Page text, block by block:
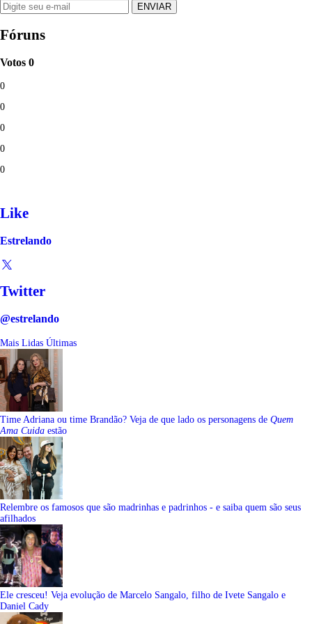
Fóruns
Votos 0
0
0
0
0
0
Like
Estrelando
Twitter
@estrelando
Mais Lidas Últimas
Time Adriana ou time Brandão? Veja de que lado os personagens de Quem
Ama Cuida estão
Relembre os famosos que são madrinhas e padrinhos - e saiba quem são seus
afilhados
Ele cresceu! Veja evolução de Marcelo Sangalo, filho de Ivete Sangalo e
Daniel Cady